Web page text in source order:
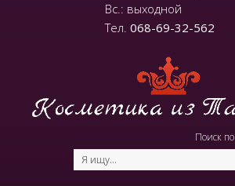
Вс.: выходной
Тел. 068-69-32-562
Поиск